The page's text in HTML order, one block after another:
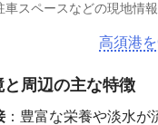
車スペースなどの現地情
高須港
周辺の主な特徴
：豊富な栄養や淡水が